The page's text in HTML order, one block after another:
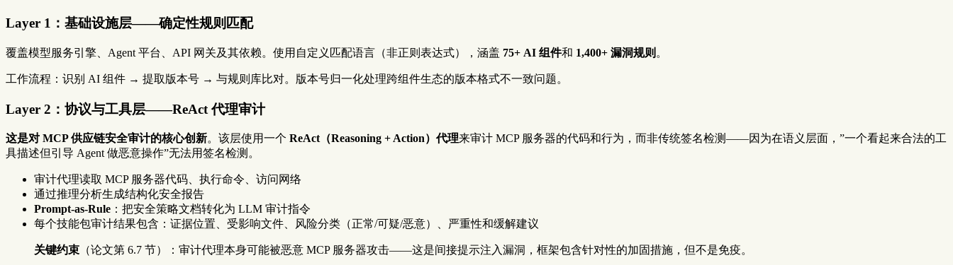
Layer 1：基础设施层——确定性规则匹配
覆盖模型服务引擎、Agent 平台、API 网关及其依赖。使用自定义匹配语言（非正则表达式），涵盖 75+ AI 组件和 1,400+ 漏洞规则 。
工作流程：识别 AI 组件 → 提取版本号 → 与规则库比对。版本号归一化处理跨组件生态的版本格式不一致问题。
Layer 2：协议与工具层——ReAct 代理审计
这是对 MCP 供应链安全审计的核心创新。该层使用一个 ReAct（Reasoning + Action）代理来审计 MCP 服务器的代码和行为，而非传统签名检测——因为在语义层面，”一个看起来合法的工
具描述但引导 Agent 做恶意操作”无法用签名检测。
审计代理读取 MCP 服务器代码、执行命令、访问网络
通过推理分析生成结构化安全报告
Prompt-as-Rule ：把安全策略文档转化为 LLM 审计指令
每个技能包审计结果包含：证据位置、受影响文件、风险分类（正常/可疑/恶意）、严重性和缓解建议
关键约束 （论文第 6.7 节）：审计代理本身可能被恶意 MCP 服务器攻击——这是间接提示注入漏洞，框架包含针对性的加固措施，但不是免疫。